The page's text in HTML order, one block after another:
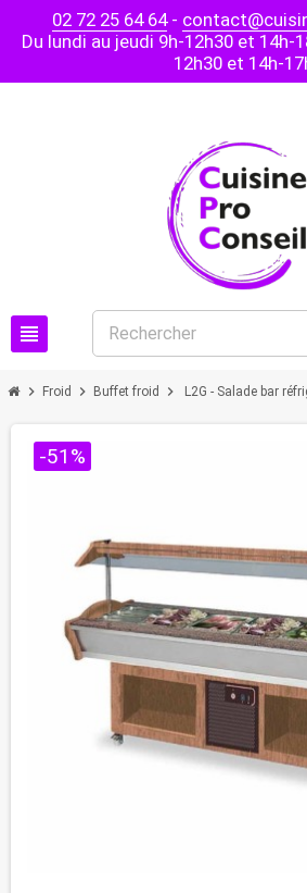
02 72 25 64 64-
Du lundi au jeudi 9h-12h30 et 14h-
12h30 et 14h-
view_headline
chevron_right Froid chevron_right Buffet froid chevron_right L2G - Salade bar
-51%